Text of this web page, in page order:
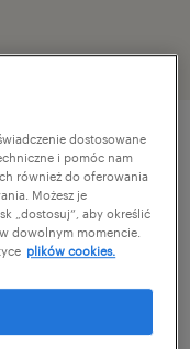
poszukujemy
dostosowane
i pomóc nam
również do oferowania
Możesz je
„dostosuj”, aby określić
dowolnym momencie.
plików cookies.